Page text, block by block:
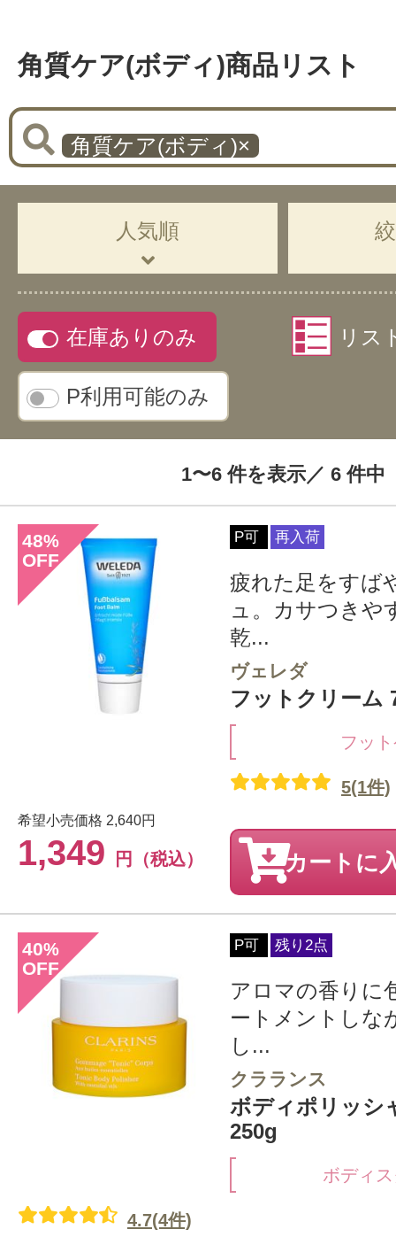
角質ケア(ボディ)商品リスト
角質ケア(ボディ)×
人気順
在庫ありのみ
P利用可能のみ
リス
1〜6 件を表示／ 6 件中
48%
OFF
P可 再入荷
疲れた足をすば
ュ。カサつきや
乾...
ヴェレダ
フットクリーム
フッ
希望小売価格 2,640円
1,349 円（税込）
5(1件)
カートに
40%
OFF
P可 残り2点
アロマの香りに
ートメントしな
し...
クラランス
ボディポリッシ
250g
ボディ
4.7(4件)